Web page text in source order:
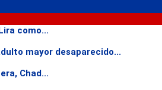
como...
mayor desaparecido...
Chad...